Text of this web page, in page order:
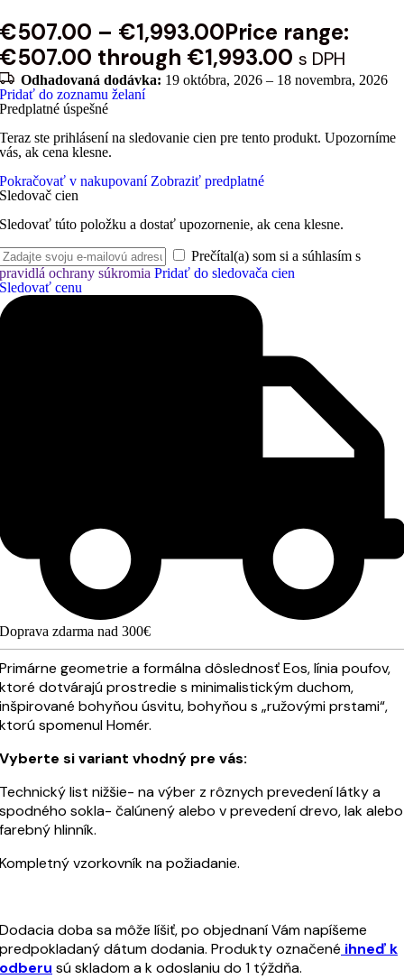
€507.00 – €1,993.00Price range:
€507.00 through €1,993.00 s DPH
Odhadovaná dodávka: 19 októbra, 2026 – 18 novembra, 2026
Pridať do zoznamu želaní
Predplatné úspešné
Teraz ste prihlásení na sledovanie cien pre tento produkt. Upozorníme
vás, ak cena klesne.
Pokračovať v nakupovaní Zobraziť predplatné
Sledovač cien
Sledovať túto položku a dostať upozornenie, ak cena klesne.
Prečítal(a) som si a súhlasím s
pravidlá ochrany súkromia Pridať do sledovača cien
Sledovať cenu
Doprava zdarma nad 300€
Primárne geometrie a formálna dôslednosť Eos, línia poufov,
ktoré dotvárajú prostredie s minimalistickým duchom,
inšpirované bohyňou úsvitu, bohyňou s „ružovými prstami“,
ktorú spomenul Homér.
Vyberte si variant vhodný pre vás:
Technický list nižšie- na výber z rôznych prevedení látky a
spodného sokla- čalúnený alebo v prevedení drevo, lak alebo
farebný hlinník.
Kompletný vzorkovník na požiadanie.
Dodacia doba sa môže líšiť, po objednaní Vám napíšeme
predpokladaný dátum dodania. Produkty označené ihneď k
odberu sú skladom a k odoslaniu do 1 týždňa.